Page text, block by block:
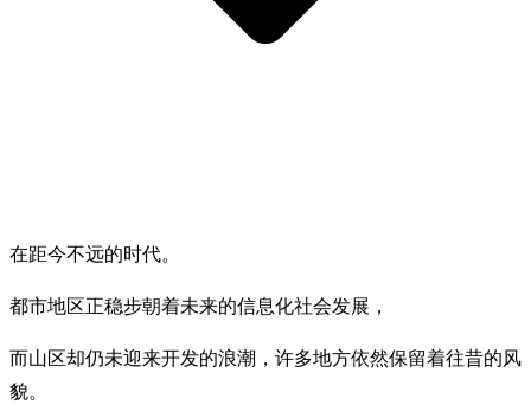
在距今不远的时代。
都市地区正稳步朝着未来的信息化社会发展，
而山区却仍未迎来开发的浪潮，许多地方依然保留着往昔的风
貌。